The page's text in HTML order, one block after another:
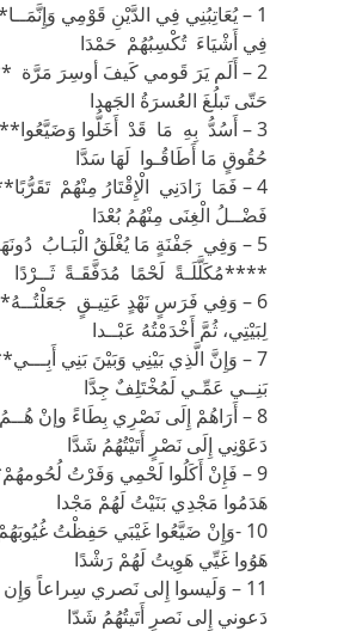
1 – يُعَاتِبُنِي فِي الدَّيْنِ قَوْمِي
فِي أَشْيَاءَ تُكْسِبُهُمْ حَمْدَا
2 – أَلَم يَرَ قَومي كَيفَ أوسِرَ
حَتّى تَبلُغَ العُسرَةُ الجَهدا
3 – أَسُدُّ بِهِ مَا قَدْ أَخَلُّوا
حُقُوقٍ مَا أَطَاقُـوا لَهَا سَدَّا
4 – فَمَا زَادَنِي الْإِقْتَارُ مِنْهُمْ
فَضْــلُ الْغِنَى مِنْهُمُ بُعْدَا
5 – وَفِي جَفْنَةٍ مَا يُغْلَقُ الْبَـابُ
****مُكَلَّلَـةً لَحْمًا مُدَفَّقَـةً ثَــرْدًا
6 – وَفِي فَرَسٍ نَهْدٍ عَتِيـقٍ
لِبَيْتِي، ثُمَّ أَخْدَمْتُهُ عَبْــدا
7 – وَإِنَّ الَّذِي بَيْنِي وَبَيْنَ بَنِي
بَنِــي عَمِّـي لَمُخْتَلِفٌ جِدَّا
8 – أَرَاهُمْ إِلَى نَصْرِي بِطَاءً وإنْ
دَعَوْنِي إِلَى نَصْرٍ أَتَيْتُهُمُ شَدَّا
9 – فَإِنْ أَكَلُوا لَحْمِي وَفَرْتُ
هَدَمُوا مَجْدِي بَنَيْتُ لَهُمْ مَجْدا
10 -وَإِنْ ضَيَّعُوا غَيْبَي حَفِظْتُ
هَوُوا غَيِّي هَوِيتُ لَهُمْ رَشْدًا
11 – وَلَيسوا إِلى نَصري سِراعاً
دَعوني إِلى نَصرٍ أَتَيتُهُمُ شَدّا